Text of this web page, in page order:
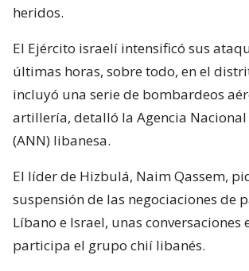
heridos.
El Ejército israelí intensificó sus
últimas horas, sobre todo, en el
incluyó una serie de bombardeos
artillería, detalló la Agencia
(ANN) libanesa.
El líder de Hizbulá, Naim Qassem,
suspensión de las negociaciones de
Líbano e Israel, unas conversaciones
participa el grupo chií libanés.